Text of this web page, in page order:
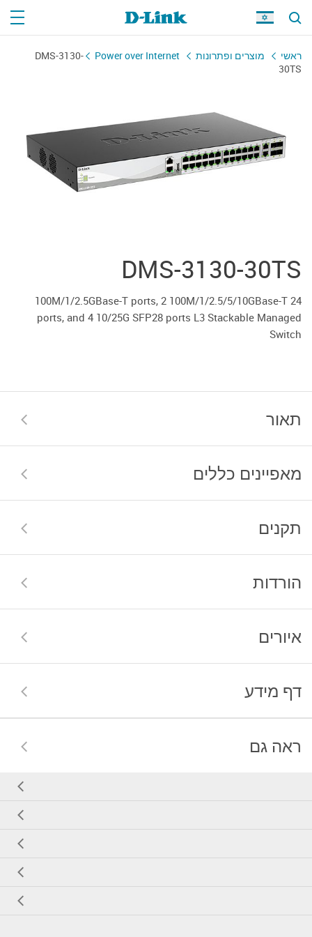
ראשי מוצרים ופתרונות Power over Internet
DMS-3130-
30TS
DMS-3130-30TS
24 100M/1/2.5GBase-T ports, 2 100M/1/2.5/5/10GBase-T
ports, and 4 10/25G SFP28 ports L3 Stackable Managed
Switch
תאור
מאפיינים כללים
תקנים
הורדות
איורים
דף מידע
ראה גם